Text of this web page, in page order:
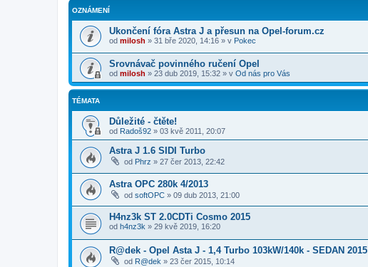
OZNÁMENÍ
Ukončení fóra Astra J a přesun na Opel-forum.cz
od milosh » 31 bře 2020, 14:16 » v Pokec
Srovnávač povinného ručení Opel
od milosh » 23 dub 2019, 15:32 » v Od nás pro Vás
TÉMATA
Důležité - čtěte!
od Radoš92 » 03 kvě 2011, 20:07
Astra J 1.6 SIDI Turbo
od Phrz » 27 čer 2013, 22:42
Astra OPC 280k 4/2013
od softOPC » 09 dub 2013, 21:00
H4nz3k ST 2.0CDTi Cosmo 2015
od h4nz3k » 29 kvě 2019, 16:20
R@dek - Opel Asta J - 1,4 Turbo 103kW/140k - SEDAN 2015
od R@dek » 23 čer 2015, 10:14